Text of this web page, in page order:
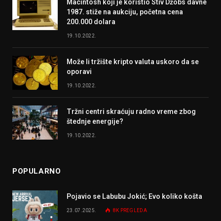
Macintosh koji je koristio Stiv Džobs davne
1987. stiže na aukciju, početna cena
200.000 dolara
19.10.2022.
Može li tržište kripto valuta uskoro da se
oporavi
19.10.2022.
Tržni centri skraćuju radno vreme zbog
štednje energije?
19.10.2022.
POPULARNO
Pojavio se Labubu Jokić; Evo koliko košta
23.07.2025. 8K PREGLEDA